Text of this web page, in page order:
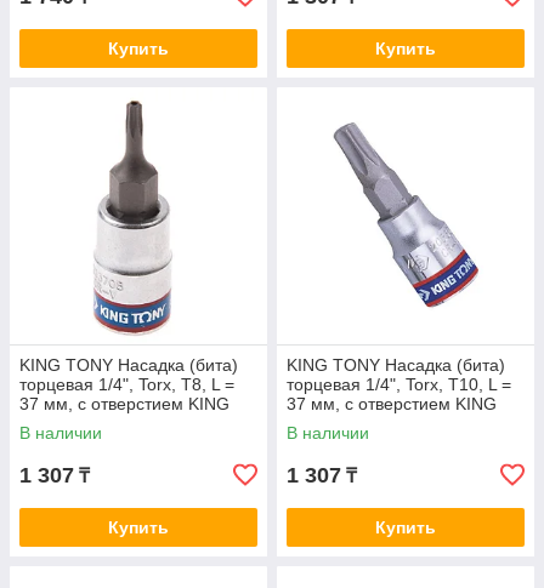
Купить Купить
KING TONY Насадка (бита)
торцевая 1/4", Torx, T8, L =
37 мм, с отверстием KING
TONY 203708
В наличии
1 307 ₸
Купить
KING TONY Насадка (бита)
торцевая 1/4", Torx, T10, L =
37 мм, с отверстием KING
TONY 203710
В наличии
1 307 ₸
Купить